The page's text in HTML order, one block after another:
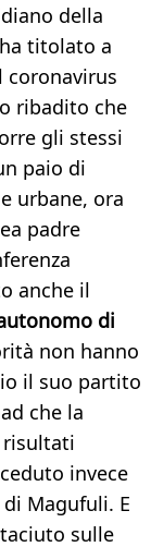
della
titolato a
coronavirus
ribadito che
gli stessi
paio di
urbane, ora
padre
anche il
di
non hanno
il suo partito
che la
risultati
invece
Magufuli. E
sulle